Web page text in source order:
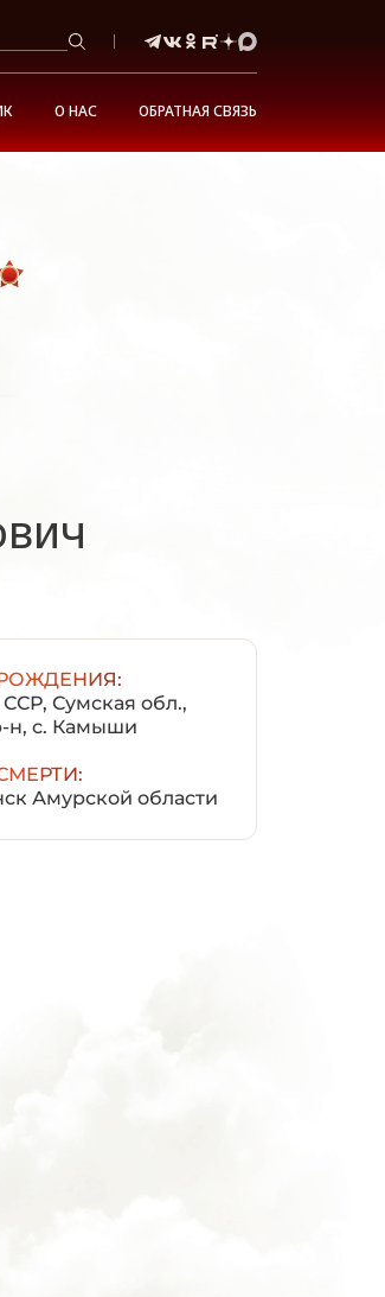
О НАС ОБРАТНАЯ СВЯЗЬ
Сумская обл.,
н, с. Камыши
Амурской области